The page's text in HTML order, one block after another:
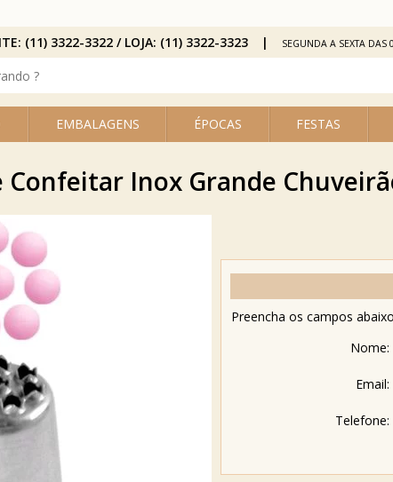
EMBALAGENS ÉPOCAS FESTAS
(11) 3322-3322 / LOJA: (11) 3322-3323 SEGUNDA A SEXTA DAS
Confeitar Inox Grande
Preencha os campos
Nome:
Email:
Telefone: